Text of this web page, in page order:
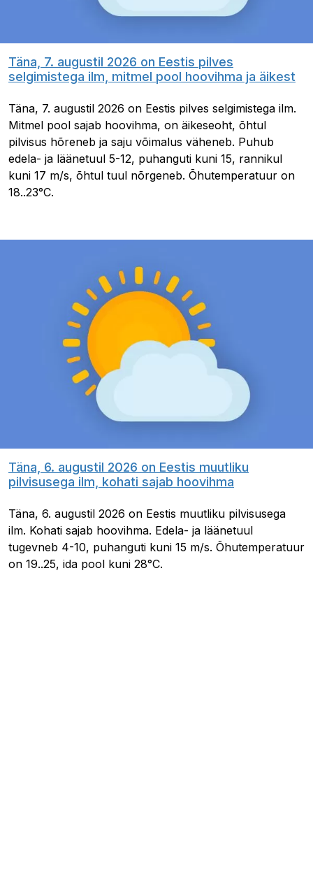
Täna, 7. augustil 2026 on Eestis pilves
selgimistega ilm, mitmel pool hoovihma ja äikest
Täna, 7. augustil 2026 on Eestis pilves selgimistega ilm.
Mitmel pool sajab hoovihma, on äikeseoht, õhtul
pilvisus hõreneb ja saju võimalus väheneb. Puhub
edela- ja läänetuul 5-12, puhanguti kuni 15, rannikul
kuni 17 m/s, õhtul tuul nõrgeneb. Õhutemperatuur on
18..23°C.
Täna, 6. augustil 2026 on Eestis muutliku
pilvisusega ilm, kohati sajab hoovihma
Täna, 6. augustil 2026 on Eestis muutliku pilvisusega
ilm. Kohati sajab hoovihma. Edela- ja läänetuul
tugevneb 4-10, puhanguti kuni 15 m/s. Õhutemperatuur
on 19..25, ida pool kuni 28°C.